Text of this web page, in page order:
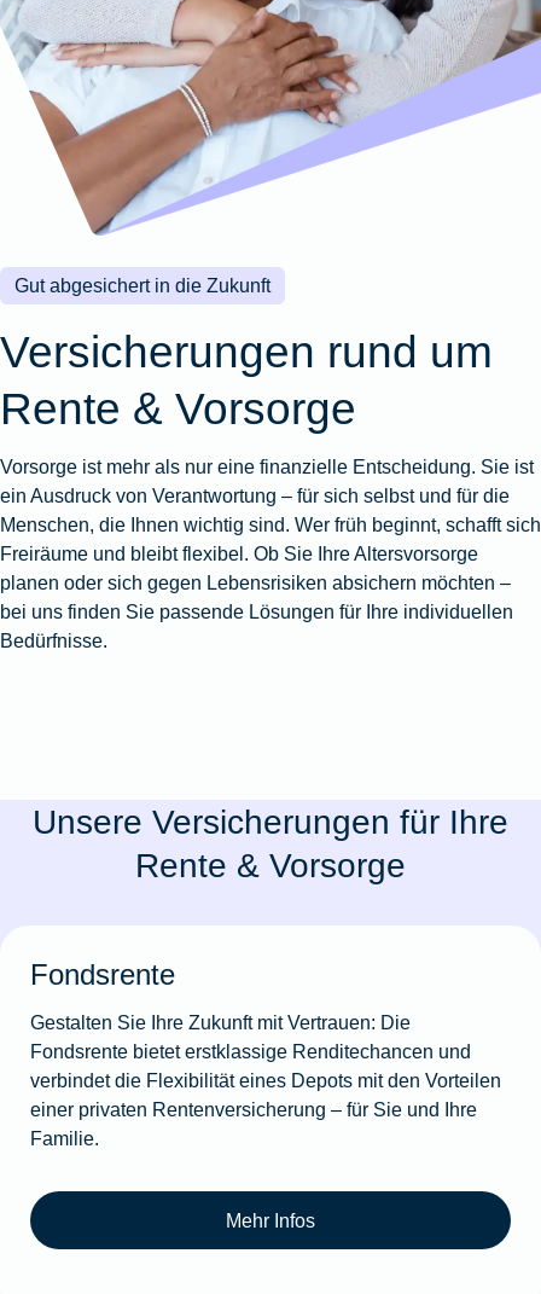
Wohnungsschutzbrief
Zur
Produktübersicht
Gewässerschadenhaftpflicht
Zur
Produktübersicht
Zur
Produktübersicht
Reisehaftpflichtversicherung
Reiserücktrittsversicherung
Zur
Produktübersicht
Zur
Produktübersicht
Zur
Produktübersicht
Zur
Produktübersicht
Montageversicherung
Produktübersicht
Gruppenunfall für
Betriebe
Gruppenunfall für
Vereine
Produktübersicht
Kunstversicherung
Ausstellungsversicherung
Valorenversicherung
Oldtimersammlungsversicherung
Zur
Gut abgesichert in die Zukunft
Versicherungen rund um
Rente & Vorsorge
Vorsorge ist mehr als nur eine finanzielle Entscheidung. Sie ist
ein Ausdruck von Verantwortung – für sich selbst und für die
Menschen, die Ihnen wichtig sind. Wer früh beginnt, schafft sich
Freiräume und bleibt flexibel. Ob Sie Ihre Altersvorsorge
planen oder sich gegen Lebensrisiken absichern möchten –
bei uns finden Sie passende Lösungen für Ihre individuellen
Bedürfnisse.
Unsere Versicherungen für Ihre
Rente & Vorsorge
Fondsrente
Gestalten Sie Ihre Zukunft mit Vertrauen: Die
Fondsrente bietet erstklassige Renditechancen und
verbindet die Flexibilität eines Depots mit den Vorteilen
einer privaten Rentenversicherung – für Sie und Ihre
Familie.
Mehr Infos